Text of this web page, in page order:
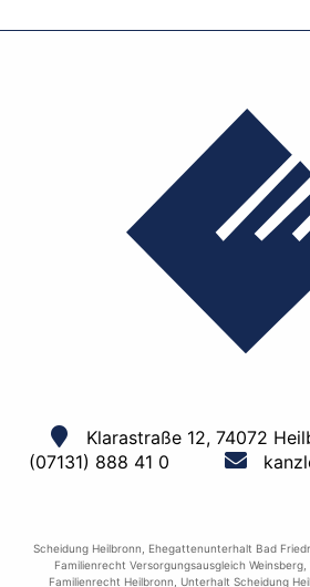
Klarastraße 12, 74072
(07131) 888 41 0
Scheidung Heilbronn Ehegattenunterhalt Bad
Familienrecht Versorgungsausgleich Weinsberg
Familienrecht Heilbronn
Unterhalt Scheidung